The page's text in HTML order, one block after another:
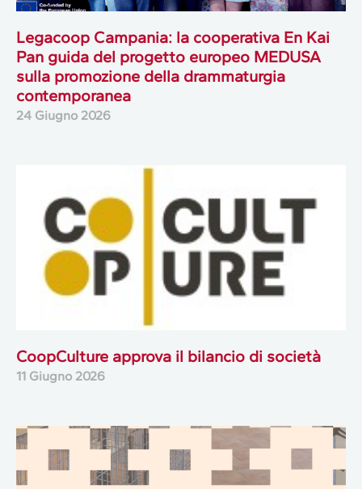
Legacoop Campania: la cooperativa En Kai
Pan guida del progetto europeo MEDUSA
sulla promozione della drammaturgia
contemporanea
24 Giugno 2026
CoopCulture approva il bilancio di società
11 Giugno 2026